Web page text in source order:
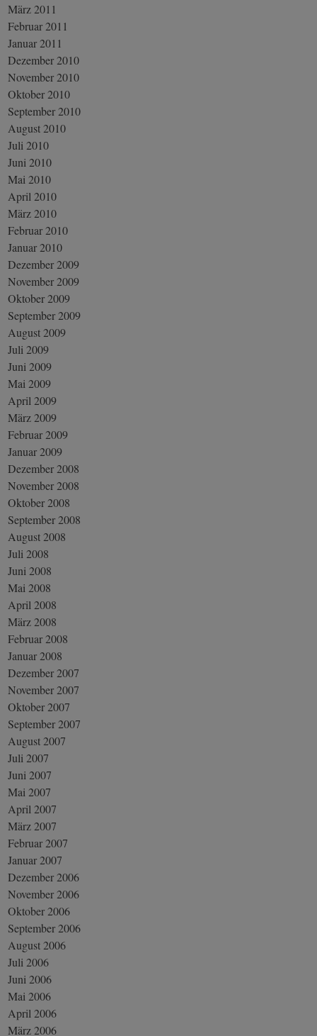
März 2011
Februar 2011
Januar 2011
Dezember 2010
November 2010
Oktober 2010
September 2010
August 2010
Juli 2010
Juni 2010
Mai 2010
April 2010
März 2010
Februar 2010
Januar 2010
Dezember 2009
November 2009
Oktober 2009
September 2009
August 2009
Juli 2009
Juni 2009
Mai 2009
April 2009
März 2009
Februar 2009
Januar 2009
Dezember 2008
November 2008
Oktober 2008
September 2008
August 2008
Juli 2008
Juni 2008
Mai 2008
April 2008
März 2008
Februar 2008
Januar 2008
Dezember 2007
November 2007
Oktober 2007
September 2007
August 2007
Juli 2007
Juni 2007
Mai 2007
April 2007
März 2007
Februar 2007
Januar 2007
Dezember 2006
November 2006
Oktober 2006
September 2006
August 2006
Juli 2006
Juni 2006
Mai 2006
April 2006
März 2006